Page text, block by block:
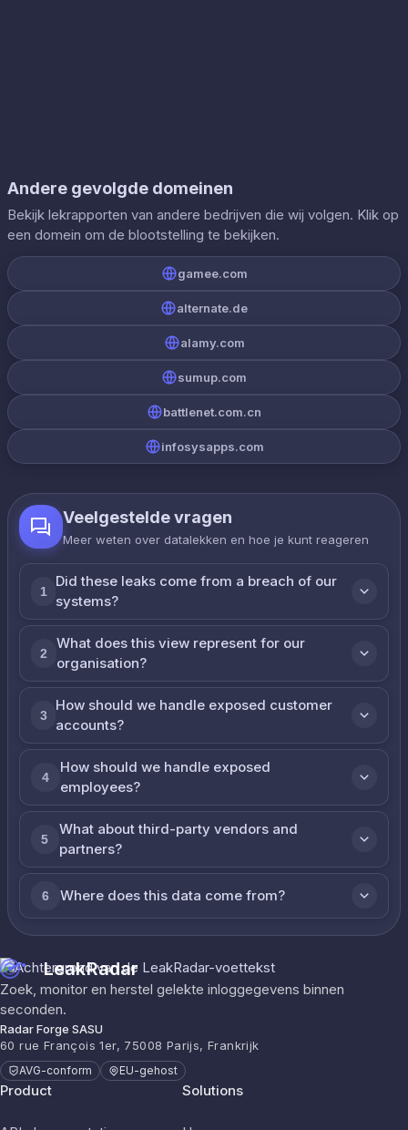
Andere gevolgde domeinen
Bekijk lekrapporten van andere bedrijven die wij volgen. Klik op
een domein om de blootstelling te bekijken.
gamee.com
alternate.de
alamy.com
sumup.com
battlenet.com.cn
infosysapps.com
Veelgestelde vragen
Meer weten over datalekken en hoe je kunt reageren
1
Did these leaks come from a breach of our
systems?
2
What does this view represent for our
organisation?
3
How should we handle exposed customer
accounts?
4
How should we handle exposed
employees?
5
What about third-party vendors and
partners?
6 Where does this data come from?
LeakRadar
Zoek, monitor en herstel gelekte inloggegevens binnen
seconden.
Radar Forge SASU
60 rue François 1er, 75008 Parijs, Frankrijk
AVG-conform EU-gehost
Product Solutions